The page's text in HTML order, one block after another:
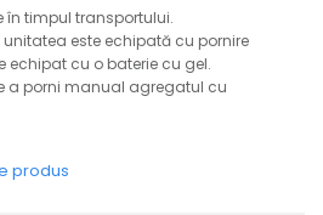
în timpul transportului.
unitatea este echipată cu pornire
echipat cu o baterie cu gel.
a porni manual agregatul cu
produs